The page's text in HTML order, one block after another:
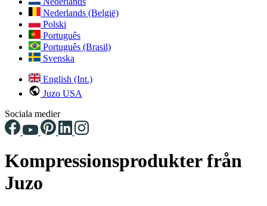
Nederlands (België)
Polski
Português
Português (Brasil)
Svenska
English (Int.)
Juzo USA
Sociala medier
Kompressionsprodukter från
Juzo